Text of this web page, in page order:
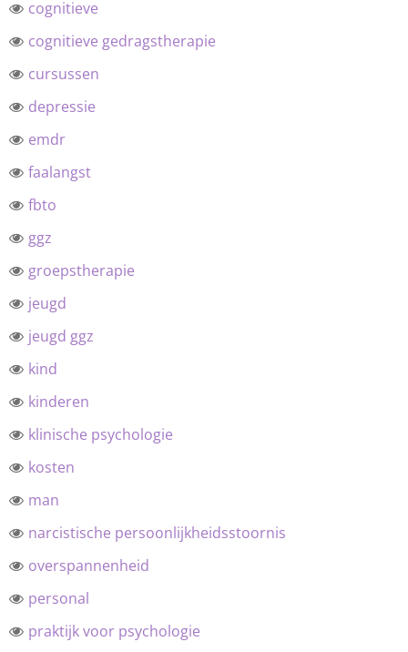
cognitieve
cognitieve gedragstherapie
cursussen
depressie
emdr
faalangst
fbto
ggz
groepstherapie
jeugd
jeugd ggz
kind
kinderen
klinische psychologie
kosten
man
narcistische persoonlijkheidsstoornis
overspannenheid
personal
praktijk voor psychologie